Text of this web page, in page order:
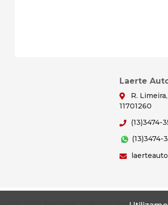
Laerte
R.
11701260
(13)3474-
(13)3474-